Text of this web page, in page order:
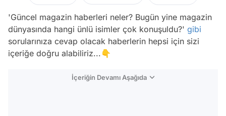
'Güncel magazin haberleri neler? Bugün yine magazin
dünyasında hangi ünlü isimler çok konuşuldu?' gibi
sorularınıza cevap olacak haberlerin hepsi için sizi
içeriğe doğru alabiliriz...👇
İçeriğin Devamı Aşağıda